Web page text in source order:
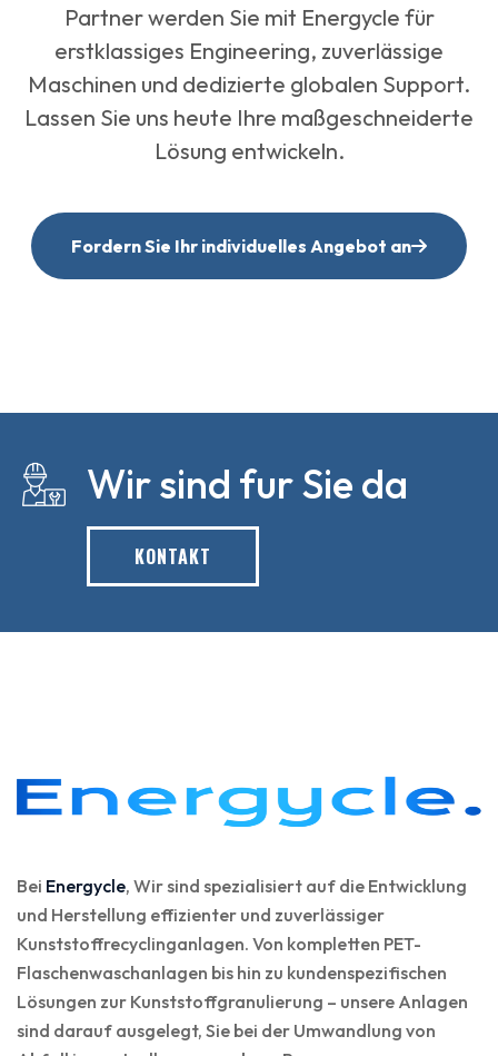
Partner werden Sie mit Energycle für
erstklassiges Engineering, zuverlässige
Maschinen und dedizierte globalen Support.
Lassen Sie uns heute Ihre maßgeschneiderte
Lösung entwickeln.
Fordern Sie Ihr individuelles Angebot an
Wir sind fur Sie da
KONTAKT
Bei Energycle, Wir sind spezialisiert auf die Entwicklung
und Herstellung effizienter und zuverlässiger
Kunststoffrecyclinganlagen. Von kompletten PET-
Flaschenwaschanlagen bis hin zu kundenspezifischen
Lösungen zur Kunststoffgranulierung – unsere Anlagen
sind darauf ausgelegt, Sie bei der Umwandlung von